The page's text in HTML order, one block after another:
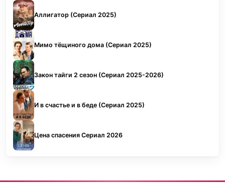
Аллигатор (Сериал 2025)
Мимо тёщиного дома (Сериал 2025)
Закон тайги 2 сезон (Сериал 2025-2026)
И в счастье и в беде (Сериал 2025)
Цена спасения Сериал 2026